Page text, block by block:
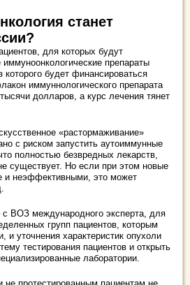
станет
для которых будут
препараты
будет финансироваться
иммуннологического препарата
долларов, а курс лечения тянет
«растормаживание»
с риском запустить аутоиммунные
полностью безвредных лекарств,
существует. Но если при этом новые
и неэффективными, это может
ВОЗ международного эксперта, для
групп пациентов, которым
и уточнения характеристик опухоли
тестирования пациентов и открыть
лаборатории.